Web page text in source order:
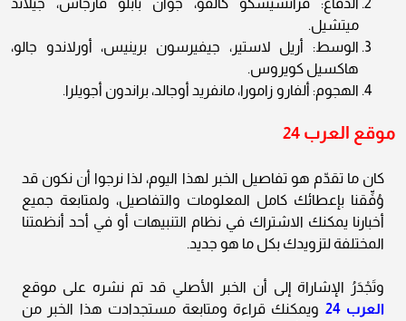
الدفاع: فرانشيسكو كالفو، جوان بابلو فارجاس، جيلاند
ميتشيل.
الوسط: أريل لاستير، جيفيرسون برينيس، أورلاندو جالو،
هاكسيل كويروس.
الهجوم: ألفارو زامورا، مانفريد أوجالد، براندون أجويلرا.
موقع العرب 24
كان ما تقدّم هو تفاصيل الخبر لهذا اليوم، لذا نرجوا أن نكون قد
وُفِّقنا بإعطائك كامل المعلومات والتفاصيل، ولمتابعة جميع
أخبارنا يمكنك الاشتراك في نظام التنبيهات أو في أحد أنظمتنا
المختلفة لتزويدك بكل ما هو جديد.
وتَجْدَرُ الإشاراة إلى أن الخبر الأصلي قد تم نشره على موقع
العرب 24
ويمكنك قراءة ومتابعة مستجدادت هذا الخبر من